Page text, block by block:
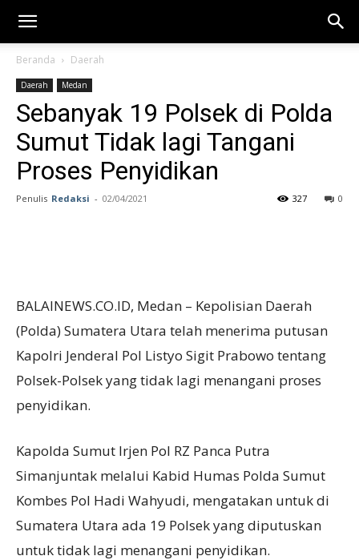
Beranda Daerah
Daerah Medan
Sebanyak 19 Polsek di Polda
Sumut Tidak lagi Tangani
Proses Penyidikan
Penulis Redaksi - 02/04/2021 0
327
BALAINEWS.CO.ID, Medan – Kepolisian Daerah
(Polda) Sumatera Utara telah menerima putusan
Kapolri Jenderal Pol Listyo Sigit Prabowo tentang
Polsek-Polsek yang tidak lagi menangani proses
penyidikan.
Kapolda Sumut Irjen Pol RZ Panca Putra
Simanjuntak melalui Kabid Humas Polda Sumut
Kombes Pol Hadi Wahyudi, mengatakan untuk di
Sumatera Utara ada 19 Polsek yang diputuskan
untuk tidak lagi menangani penyidikan.